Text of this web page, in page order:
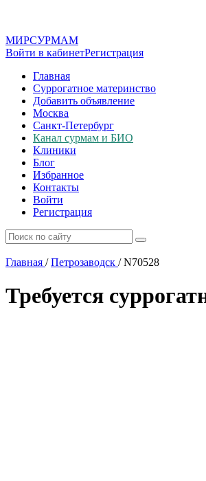
МИРСУРМАМ
Войти в кабинетРегистрация
Главная
Суррогатное материнство
Добавить объявление
Москва
Санкт-Петербург
Канал сурмам и БИО
Клиники
Блог
Избранное
Контакты
Войти
Регистрация
Главная / Петрозаводск /N70528
Требуется